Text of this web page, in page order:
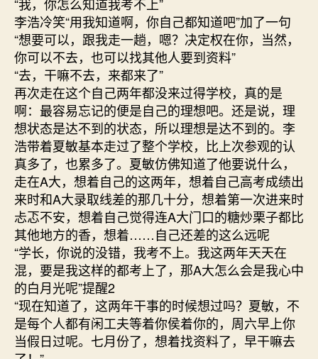
李浩冷笑“用我知道啊，你自己都知道吧”加了一句
“想要可以，跟我走一趟，嗯？决定权在你，当然，
你可以不去，也可以找其他人要到资料”
“去，干嘛不去，来都来了”
再次走在这个自己两年都没来过得学校，真的是
啊：最容易忘记的便是自己的理想吧。还是说，理
想状态是达不到的状态，所以理想是达不到的。李
浩带着夏敏基本走过了整个学校，比上次参观的认
真多了，也累多了。夏敏仿佛知道了他要说什么，
走在A大，想着自己的这两年，想着自己高考成绩出
来时和A大录取线差的那几十分，想着第一次进来时
忐忑不安，想着自己觉得连A大门口的糖炒栗子都比
其他地方的香，想着……自己还差的这么远呢
“学长，你说的没错，我考不上。我这两年天天在
混，要是我这样的都考上了，那A大怎么会是我心中
的白月光呢”提醒2
“现在知道了，这两年干事的时候想过吗？夏敏，不
是每个人都有闲工夫等着你侯着你的，周六早上你
当假日过呢。七月份了，想着找资料了，早干嘛去